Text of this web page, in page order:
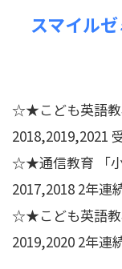
スマイル
☆★こども英語教
2018,2019,2021
☆★通信教育 「
2017,2018 2年
☆★こども英語教
2019,2020 2年